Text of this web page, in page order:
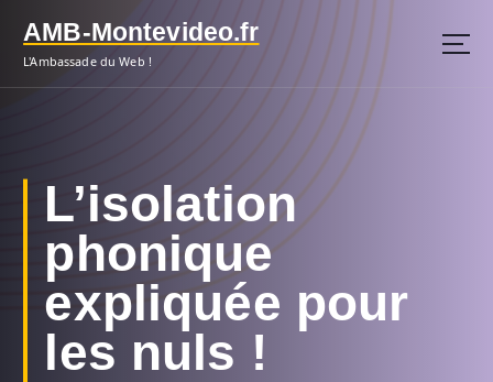
p
AMB-Montevideo.fr
L'Ambassade du Web !
L’isolation
phonique
expliquée pour
les nuls !